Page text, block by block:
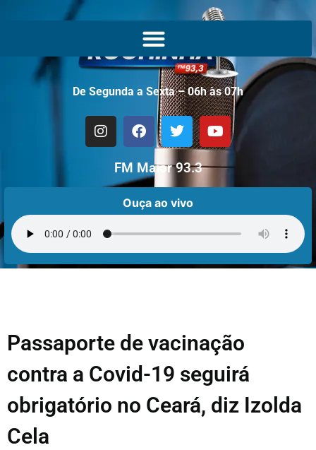
De Segunda a Sexta – 06h às 07h
FM Maior 93.3
Ouça ao vivo
Passaporte de vacinação
contra a Covid-19 seguirá
obrigatório no Ceará, diz Izolda
Cela